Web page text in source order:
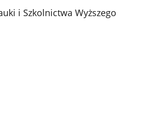
i Szkolnictwa Wyższego